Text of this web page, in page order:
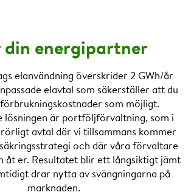
din energipartner
elanvändning överskrider 2 GWh/år
elavtal som säkerställer att du
som möjligt.
lösningen är portföljförvaltning, som i
avtal där vi tillsammans kommer
och där våra förvaltare
åt er. Resultatet blir ett långsiktigt jämt
drar nytta av svängningarna på
marknaden.